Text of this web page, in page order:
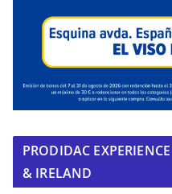
PRODIDAC
& IRELAND